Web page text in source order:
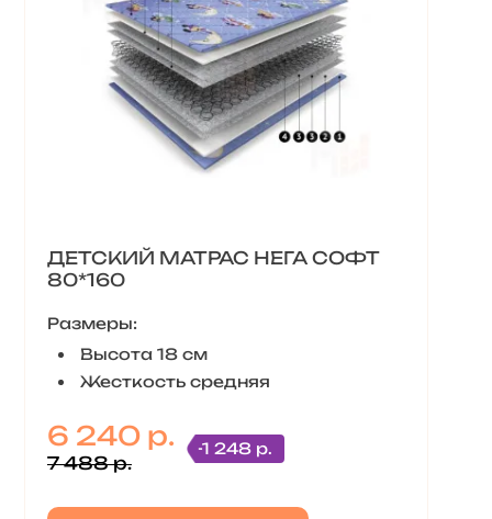
ДЕТСКИЙ МАТРАС НЕГА СОФТ
80*160
Размеры:
Высота 18 см
Жесткость средняя
6 240 р.
7 488 р.
-1 248 р.